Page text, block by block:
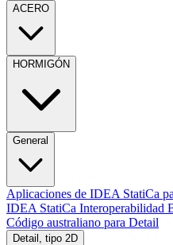
ACERO
HORMIGÓN
General
Aplicaciones de IDEA StatiCa
IDEA StatiCa Interoperabilidad
Código australiano para Detail
Detail, tipo 2D